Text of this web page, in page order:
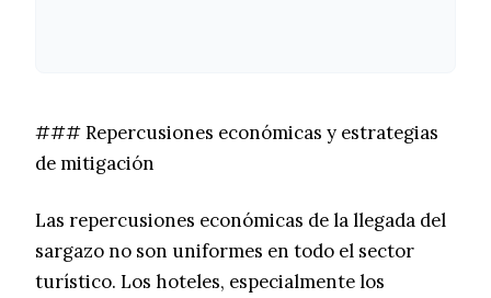
### Repercusiones económicas y estrategias
de mitigación
Las repercusiones económicas de la llegada del
sargazo no son uniformes en todo el sector
turístico. Los hoteles, especialmente los